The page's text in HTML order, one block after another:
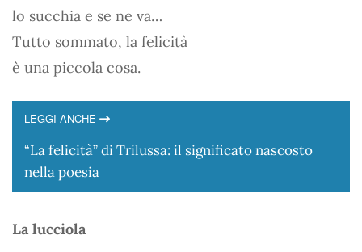
lo succhia e se ne va…
Tutto sommato, la felicità
è una piccola cosa.
LEGGI ANCHE
“La felicità” di Trilussa: il significato nascosto
nella poesia
La lucciola